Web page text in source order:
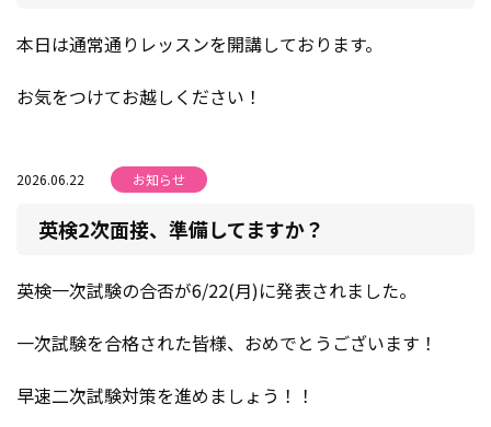
本日は通常通りレッスンを開講しております。
お気をつけてお越しください！
2026.06.22 お知らせ
英検2次面接、準備してますか？
英検一次試験の合否が6/22(月)に発表されました。
一次試験を合格された皆様、おめでとうございます！
早速二次試験対策を進めましょう！！